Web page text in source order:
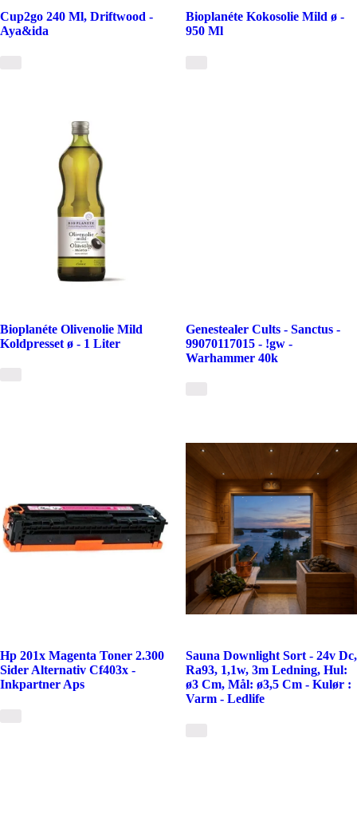
Cup2go 240 Ml, Driftwood -
Aya&ida
Bioplanéte Kokosolie Mild ø -
950 Ml
Bioplanéte Olivenolie Mild
Koldpresset ø - 1 Liter
Genestealer Cults - Sanctus -
99070117015 - !gw -
Warhammer 40k
Hp 201x Magenta Toner 2.300
Sider Alternativ Cf403x -
Inkpartner Aps
Sauna Downlight Sort - 24v Dc,
Ra93, 1,1w, 3m Ledning, Hul:
ø3 Cm, Mål: ø3,5 Cm - Kulør :
Varm - Ledlife